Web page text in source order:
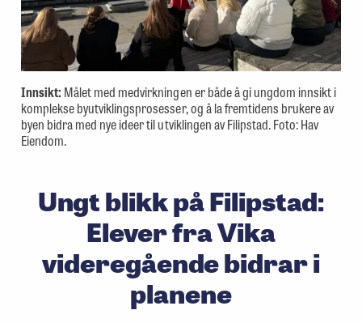
Innsikt: Målet med medvirkningen er både å gi ungdom innsikt i
komplekse byutviklingsprosesser, og å la fremtidens brukere av
byen bidra med nye ideer til utviklingen av Filipstad. Foto: Hav
Eiendom.
Ungt blikk på Filipstad:
Elever fra Vika
videregående bidrar i
planene